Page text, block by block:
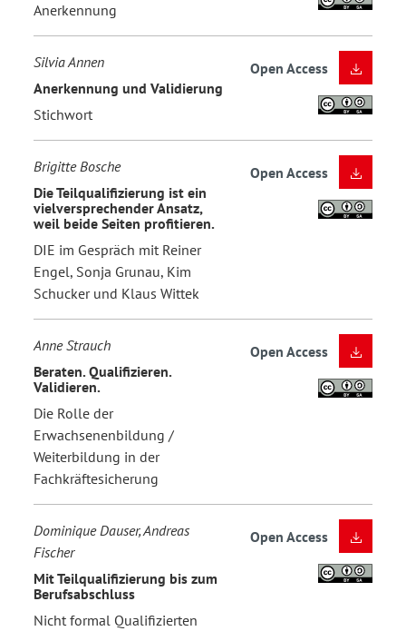
Anerkennung
Silvia Annen
Anerkennung und Validierung
Stichwort
Open Access
Brigitte Bosche
Die Teilqualifizierung ist ein
vielversprechender Ansatz,
weil beide Seiten profitieren.
DIE im Gespräch mit Reiner
Engel, Sonja Grunau, Kim
Schucker und Klaus Wittek
Open Access
Anne Strauch
Beraten. Qualifizieren.
Validieren.
Die Rolle der
Erwachsenenbildung /
Weiterbildung in der
Fachkräftesicherung
Open Access
Dominique Dauser, Andreas
Fischer
Mit Teilqualifizierung bis zum
Berufsabschluss
Nicht formal Qualifizierten
Open Access